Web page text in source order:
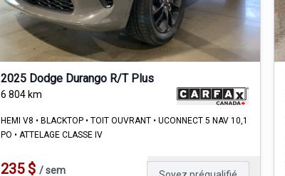
2025 Dodge Durango R/T Plus
6 804 km
HEMI V8 • BLACKTOP • TOIT OUVRANT • UCONNECT 5 NAV 10,1
PO • ATTELAGE CLASSE IV
235$ / sem